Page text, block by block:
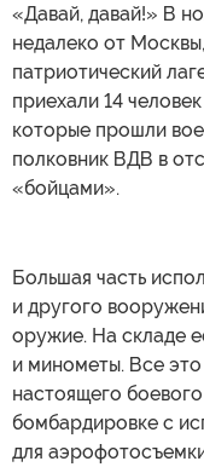
«Давай, давай!» В
недалеко от
патриотический
приехали 14
которые прошли
полковник ВДВ в
«бойцами».
Большая часть
и другого
оружие. На складе
и минометы. Все
настоящего
бомбардировке с
для